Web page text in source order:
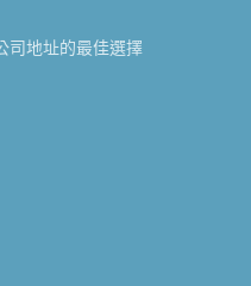
司地址的最佳選擇